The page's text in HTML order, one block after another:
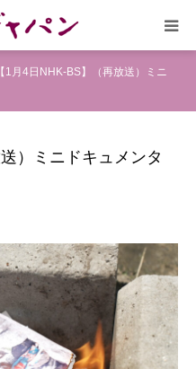
【1月4日NHK-BS】（再放送）ミニ
）ミニドキュメンタ